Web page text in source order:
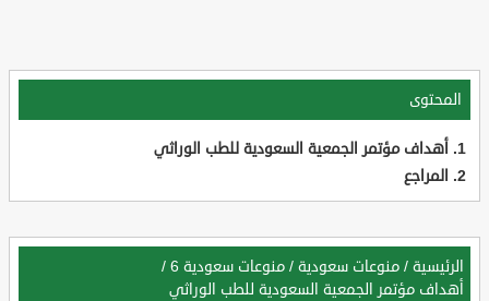
المحتوى
أهداف مؤتمر الجمعية السعودية للطب الوراثي
المراجع
الرئيسية / منوعات سعودية / منوعات سعودية 6
/
أهداف مؤتمر الجمعية السعودية للطب الوراثي